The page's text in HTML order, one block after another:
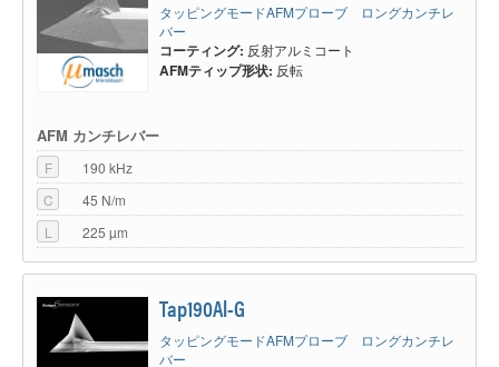
タッピングモードAFMプローブ ロングカンチレ
バー
コーティング: 反射アルミコート
AFMティップ形状: 反転
AFM カンチレバー
F
190 kHz
C
45 N/m
L
225 µm
Tap190Al-G
タッピングモードAFMプローブ ロングカンチレ
バー